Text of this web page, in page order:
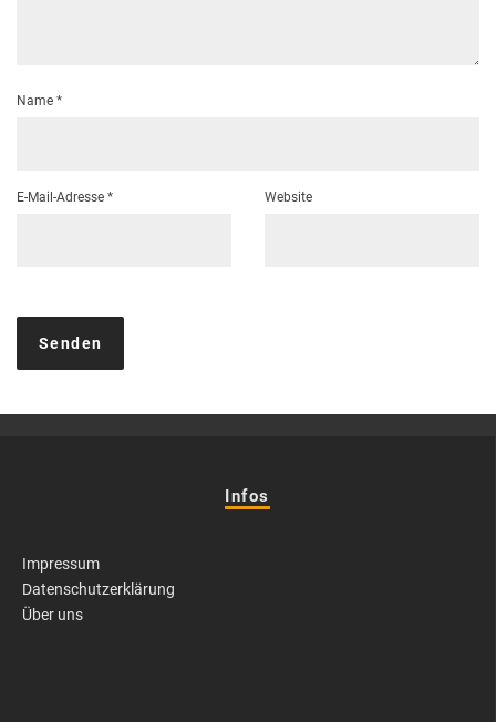
Name *
E-Mail-Adresse * Website
Infos
Impressum
Datenschutzerklärung
Über uns